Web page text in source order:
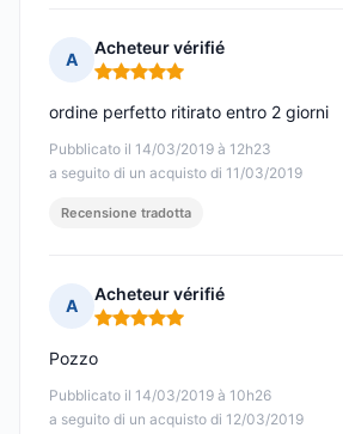
A
Acheteur vérifié
Nota: 5 su 5
Pubblicato il 14/03/2019 à 12h23
a seguito di un acquisto di 11/03/2019
ordine perfetto ritirato entro 2 giorni
Recensione tradotta
A
Acheteur vérifié
Nota: 5 su 5
Pubblicato il 14/03/2019 à 10h26
a seguito di un acquisto di 12/03/2019
Pozzo